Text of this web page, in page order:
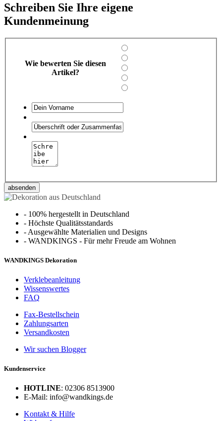
Schreiben Sie Ihre eigene
Kundenmeinung
Wie bewerten Sie diesen
Artikel?
absenden
- 100% hergestellt in Deutschland
- Höchste Qualitätsstandards
- Ausgewählte Materialien und Designs
- WANDKINGS - Für mehr Freude am Wohnen
WANDKINGS Dekoration
Verklebeanleitung
Wissenswertes
FAQ
Fax-Bestellschein
Zahlungsarten
Versandkosten
Wir suchen Blogger
Kundenservice
HOTLINE: 02306 8513900
E-Mail: info@wandkings.de
Kontakt & Hilfe